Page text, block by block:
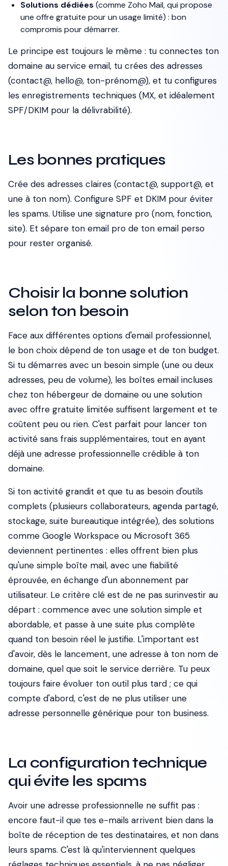
Solutions dédiées (comme Zoho Mail, qui propose
une offre gratuite pour un usage limité) : bon
compromis pour démarrer.
Le principe est toujours le même : tu connectes ton
domaine au service email, tu crées des adresses
(contact@, hello@, ton-prénom@), et tu configures
les enregistrements techniques (MX, et idéalement
SPF/DKIM pour la délivrabilité).
Les bonnes pratiques
Crée des adresses claires (contact@, support@, et
une à ton nom). Configure SPF et DKIM pour éviter
les spams. Utilise une signature pro (nom, fonction,
site). Et sépare ton email pro de ton email perso
pour rester organisé.
Choisir la bonne solution
selon ton besoin
Face aux différentes options d'email professionnel,
le bon choix dépend de ton usage et de ton budget.
Si tu démarres avec un besoin simple (une ou deux
adresses, peu de volume), les boîtes email incluses
chez ton hébergeur de domaine ou une solution
avec offre gratuite limitée suffisent largement et te
coûtent peu ou rien. C'est parfait pour lancer ton
activité sans frais supplémentaires, tout en ayant
déjà une adresse professionnelle crédible à ton
domaine.
Si ton activité grandit et que tu as besoin d'outils
complets (plusieurs collaborateurs, agenda partagé,
stockage, suite bureautique intégrée), des solutions
comme Google Workspace ou Microsoft 365
deviennent pertinentes : elles offrent bien plus
qu'une simple boîte mail, avec une fiabilité
éprouvée, en échange d'un abonnement par
utilisateur. Le critère clé est de ne pas surinvestir au
départ : commence avec une solution simple et
abordable, et passe à une suite plus complète
quand ton besoin réel le justifie. L'important est
d'avoir, dès le lancement, une adresse à ton nom de
domaine, quel que soit le service derrière. Tu peux
toujours faire évoluer ton outil plus tard ; ce qui
compte d'abord, c'est de ne plus utiliser une
adresse personnelle générique pour ton business.
La configuration technique
qui évite les spams
Avoir une adresse professionnelle ne suffit pas :
encore faut-il que tes e-mails arrivent bien dans la
boîte de réception de tes destinataires, et non dans
leurs spams. C'est là qu'interviennent quelques